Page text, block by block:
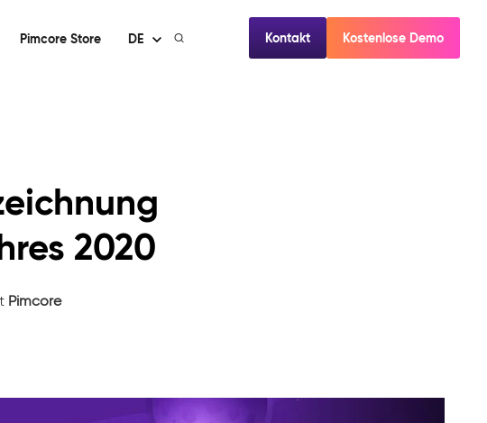
Pimcore Store DE Kontakt Kostenlose Demo
2020
Pimcore